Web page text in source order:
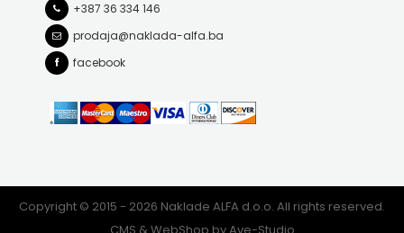
VERBUM
VORTO
ZNANJE
+387 36 334 146
prodaja@naklada-alfa.ba
facebook
Copyright © 2015 - 2026 Naklade ALFA d.o.o. All rights reserved.